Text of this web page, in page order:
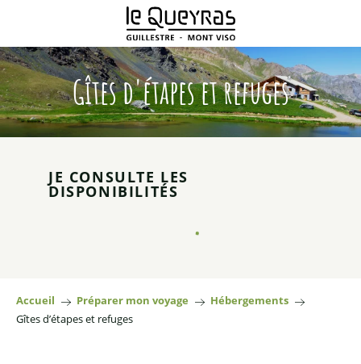
contenu
principal
Gîtes d'étapes et refuges
JE CONSULTE LES
DISPONIBILITÉS
Accueil Préparer mon voyage
Hébergements
Gîtes d’étapes et refuges